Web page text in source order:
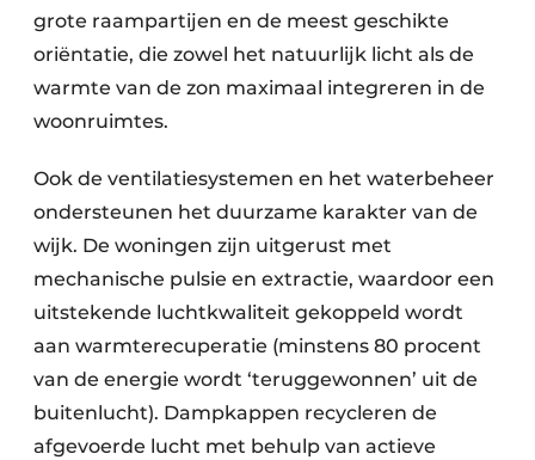
grote raampartijen en de meest geschikte
oriëntatie, die zowel het natuurlijk licht als de
warmte van de zon maximaal integreren in de
woonruimtes.
Ook de ventilatiesystemen en het waterbeheer
ondersteunen het duurzame karakter van de
wijk. De woningen zijn uitgerust met
mechanische pulsie en extractie, waardoor een
uitstekende luchtkwaliteit gekoppeld wordt
aan warmterecuperatie (minstens 80 procent
van de energie wordt ‘teruggewonnen’ uit de
buitenlucht). Dampkappen recycleren de
afgevoerde lucht met behulp van actieve